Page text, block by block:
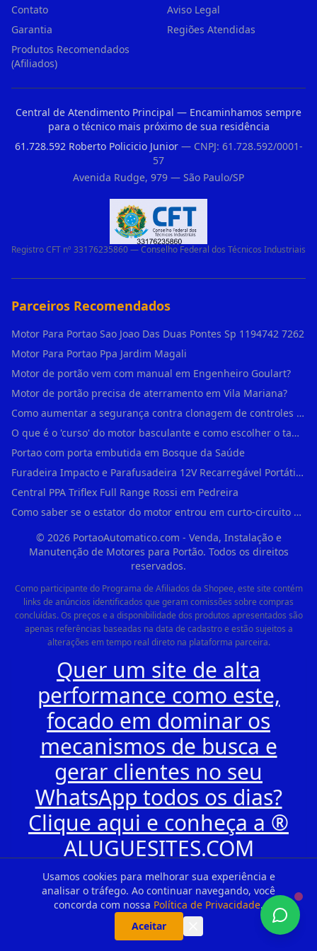
Usamos cookies para melhorar sua experiência e
analisar o tráfego. Ao continuar navegando, você
concorda com nossa Política de Privacidade.
Aceitar
Contato
Aviso Legal
Garantia
Regiões Atendidas
Produtos Recomendados
(Afiliados)
Central de Atendimento Principal — Encaminhamos sempre
para o técnico mais próximo de sua residência
61.728.592 Roberto Policicio Junior— CNPJ: 61.728.592/0001-
57
Avenida Rudge, 979 — São Paulo/SP
Registro CFT nº 33176235860 — Conselho Federal dos Técnicos Industriais
Parceiros Recomendados
Motor Para Portao Sao Joao Das Duas Pontes Sp 1194742 7262
Motor Para Portao Ppa Jardim Magali
Motor de portão vem com manual em Engenheiro Goulart?
Motor de portão precisa de aterramento em Vila Mariana?
Como aumentar a segurança contra clonagem de controles de portão em São Rafael?
O que é o 'curso' do motor basculante e como escolher o tamanho certo (1,4m, 1,5m, 2,0m) em Engenheiro Goulart?
Portao com porta embutida em Bosque da Saúde
Furadeira Impacto e Parafusadeira 12V Recarregável Portátil Sem Fio Mandril 3/8 em Brás
Central PPA Triflex Full Range Rossi em Pedreira
Como saber se o estator do motor entrou em curto-circuito em Alto de Pinheiros?
© 2026PortaoAutomatico.com - Venda, Instalação e
Manutenção de Motores para Portão. Todos os direitos
reservados.
Como participante do Programa de Afiliados da Shopee, este site contém
links de anúncios identificados que geram comissões sobre compras
concluídas. Os preços e a disponibilidade dos produtos apresentados são
apenas referências baseadas na data de cadastro e estão sujeitos a
alterações em tempo real direto na plataforma parceira.
Quer um site de alta
performance como este,
focado em dominar os
mecanismos de busca e
gerar clientes no seu
WhatsApp todos os dias?
Clique aqui e conheça a ®
ALUGUESITES.COM